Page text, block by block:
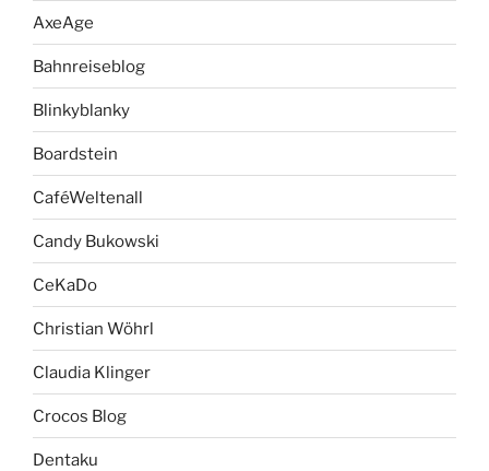
AxeAge
Bahnreiseblog
Blinkyblanky
Boardstein
CaféWeltenall
Candy Bukowski
CeKaDo
Christian Wöhrl
Claudia Klinger
Crocos Blog
Dentaku